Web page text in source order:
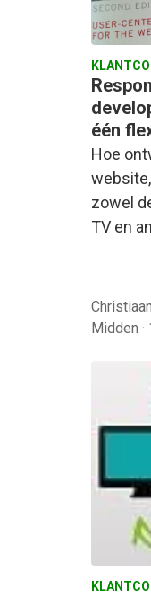
één
Hoe
zowel
TV en
Midden ·